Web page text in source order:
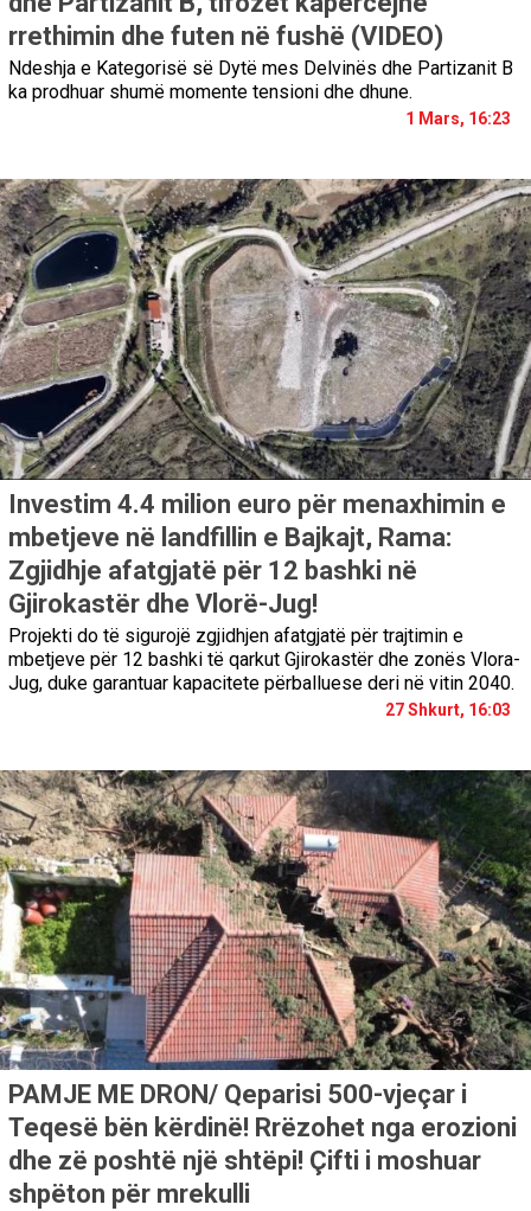
rrethimin dhe futen në fushë (VIDEO)
Ndeshja e Kategorisë së Dytë mes Delvinës dhe Partizanit B
ka prodhuar shumë momente tensioni dhe dhune.
1 Mars, 16:23
Investim 4.4 milion euro për menaxhimin e
mbetjeve në landfillin e Bajkajt, Rama:
Zgjidhje afatgjatë për 12 bashki në
Gjirokastër dhe Vlorë-Jug!
Projekti do të sigurojë zgjidhjen afatgjatë për trajtimin e
mbetjeve për 12 bashki të qarkut Gjirokastër dhe zonës Vlora-
Jug, duke garantuar kapacitete përballuese deri në vitin 2040.
27 Shkurt, 16:03
PAMJE ME DRON/ Qeparisi 500-vjeçar i
Teqesë bën kërdinë! Rrëzohet nga erozioni
dhe zë poshtë një shtëpi! Çifti i moshuar
shpëton për mrekulli